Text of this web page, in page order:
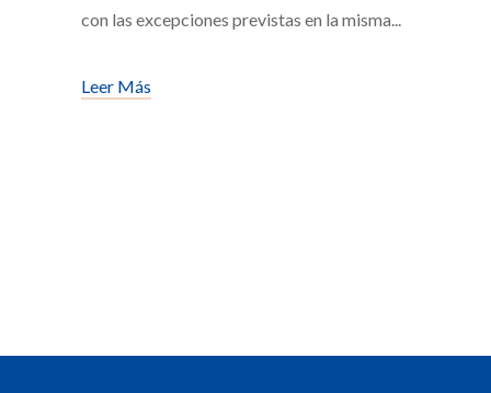
con las excepciones previstas en la misma
Leer Más